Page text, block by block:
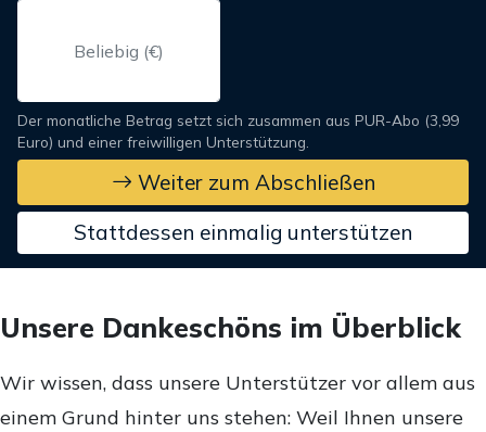
Der monatliche Betrag setzt sich zusammen aus PUR-Abo (3,99
Euro) und einer freiwilligen Unterstützung.
Weiter zum Abschließen
Stattdessen einmalig unterstützen
Unsere Dankeschöns im Überblick
Wir wissen, dass unsere Unterstützer vor allem aus
einem Grund hinter uns stehen: Weil Ihnen unsere